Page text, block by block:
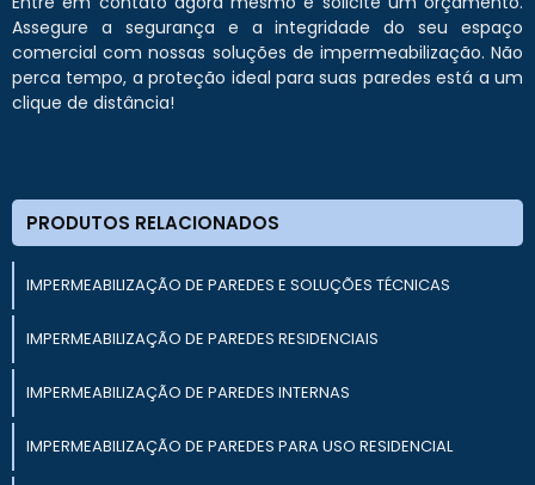
Assegure a segurança e a integridade do seu espaço
comercial com nossas soluções de impermeabilização. Não
perca tempo, a proteção ideal para suas paredes está a um
clique de distância!
PRODUTOS RELACIONADOS
IMPERMEABILIZAÇÃO DE PAREDES E SOLUÇÕES TÉCNICAS
IMPERMEABILIZAÇÃO DE PAREDES RESIDENCIAIS
IMPERMEABILIZAÇÃO DE PAREDES INTERNAS
IMPERMEABILIZAÇÃO DE PAREDES PARA USO RESIDENCIAL